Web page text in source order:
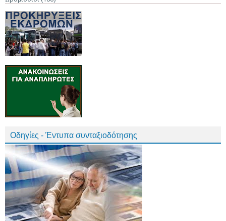
Οδηγίες - Έντυπα συνταξιοδότησης